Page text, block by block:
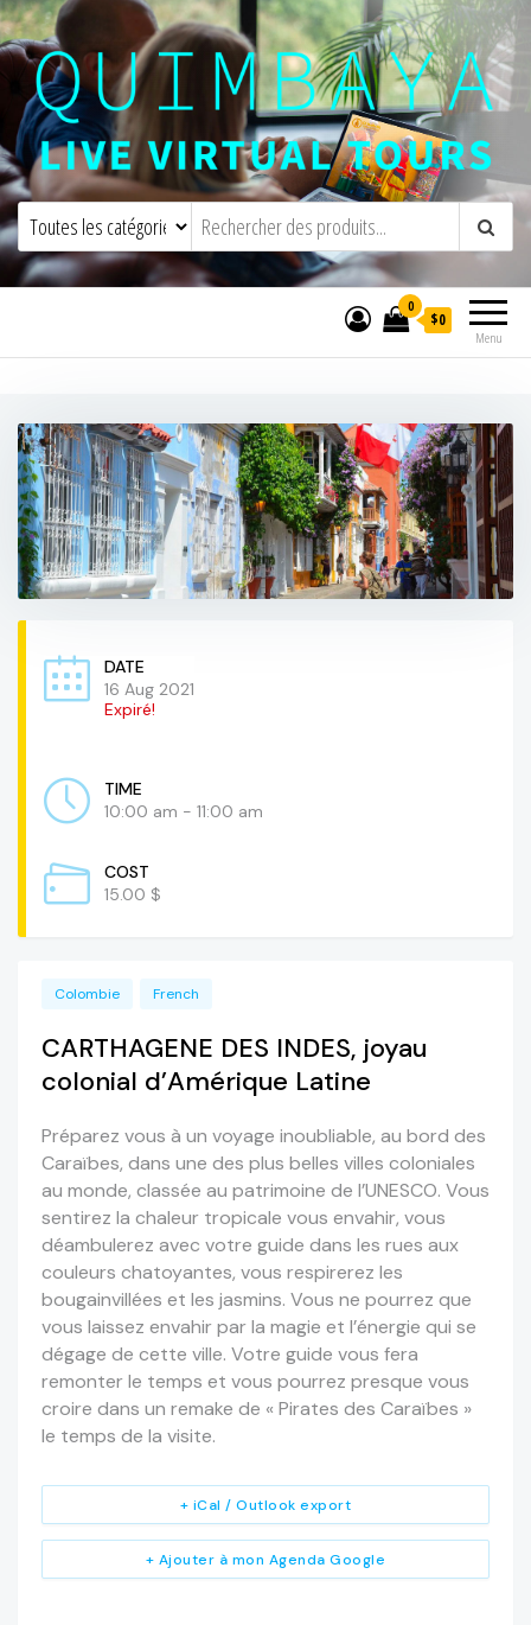
Quimbaya Virtual ToursVisites virtuelles interactives en direct
Menu
0
$0
DATE
16 Aug 2021
Expiré!
TIME
10:00 am - 11:00 am
COST
15.00 $
Colombie French
CARTHAGENE DES INDES, joyau
colonial d’Amérique Latine
Préparez vous à un voyage inoubliable, au bord des
Caraïbes, dans une des plus belles villes coloniales
au monde, classée au patrimoine de l’UNESCO. Vous
sentirez la chaleur tropicale vous envahir, vous
déambulerez avec votre guide dans les rues aux
couleurs chatoyantes, vous respirerez les
bougainvillées et les jasmins. Vous ne pourrez que
vous laissez envahir par la magie et l’énergie qui se
dégage de cette ville. Votre guide vous fera
remonter le temps et vous pourrez presque vous
croire dans un remake de « Pirates des Caraïbes »
le temps de la visite.
+ Ajouter à mon Agenda Google
+ iCal / Outlook export